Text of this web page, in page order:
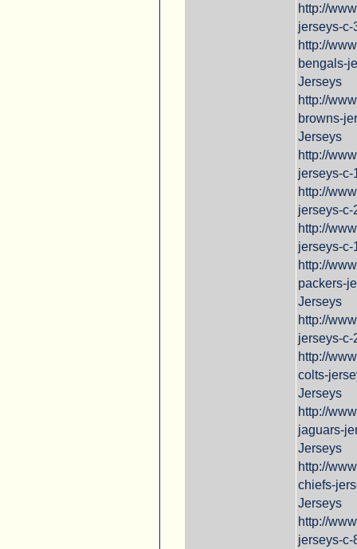
http://
jerseys-
http://
bengals-
Jerseys
http://
browns-
Jerseys
http://
jerseys-
http://
jerseys-
http://
jerseys-
http://
packers-
Jerseys
http://
jerseys-c-
http://
colts-
Jerseys
http://
jaguars-
Jerseys
http://
chiefs-
Jerseys
http://
jerseys-